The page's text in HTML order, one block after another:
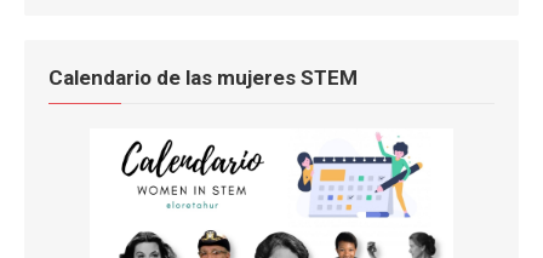
Calendario de las mujeres STEM